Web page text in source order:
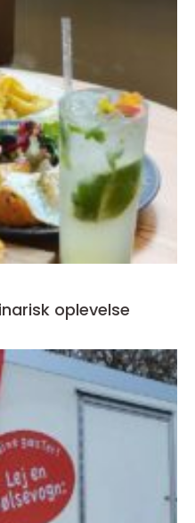
oplevelse